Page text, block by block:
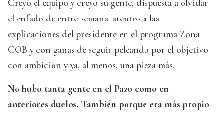
Creyó el equipo y creyó su gente, dispuesta a olvidar
el enfado de entre semana, atentos a las
explicaciones del presidente en el programa Zona
COB y con ganas de seguir peleando por el objetivo
con ambición y ya, al menos, una pieza más.
No hubo tanta gente en el Pazo como en
anteriores duelos. También porque era más propio